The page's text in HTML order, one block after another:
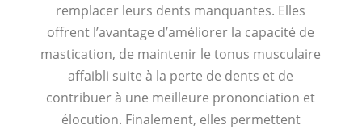
remplacer leurs dents manquantes. Elles
offrent l’avantage d’améliorer la capacité de
mastication, de maintenir le tonus musculaire
affaibli suite à la perte de dents et de
contribuer à une meilleure prononciation et
élocution. Finalement, elles permettent